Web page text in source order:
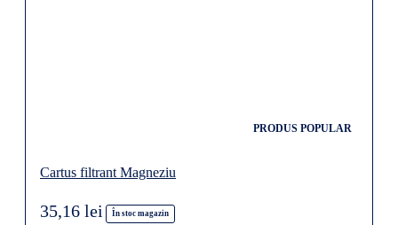
PRODUS POPULAR
Cartus filtrant Magneziu
În stoc magazin
35,16 lei